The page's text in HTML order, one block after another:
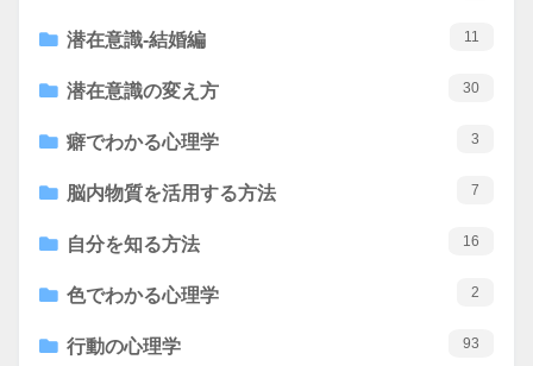
潜在意識-結婚編 11
潜在意識の変え方 30
癖でわかる心理学 3
脳内物質を活用する方法 7
自分を知る方法 16
色でわかる心理学 2
行動の心理学 93